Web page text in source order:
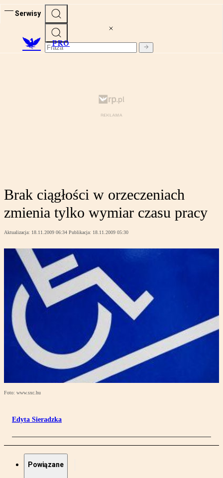
Serwisy
PRO
Brak ciągłości w orzeczeniach
zmienia tylko wymiar czasu pracy
Aktualizacja: 18.11.2009 06:34 Publikacja: 18.11.2009 05:30
Foto: www.sxc.hu
Edyta Sieradzka
Powiązane